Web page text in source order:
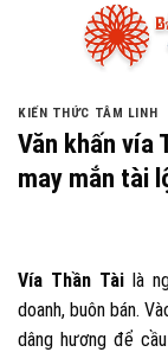
KIẾN THỨC TÂM LINH
Văn khấn vía
may mắn tài
Vía Thần Tài là
doanh, buôn bán.
dâng hương để